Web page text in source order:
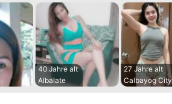
40 Jahre alt
Albalate
27 Jahre alt
Calbayog City